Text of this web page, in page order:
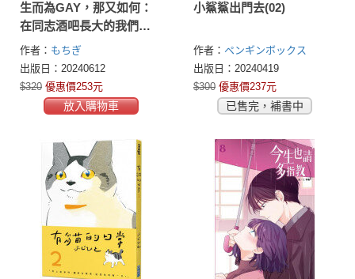
生而為GAY，那又如何：
在同志酒吧長大的我們
vol.3(完)
作者： もちぎ
出版日：20240612
$320 優惠價253元
放入購物車
小鯊鯊出門去(02)
作者： ペンギンボックス
出版日：20240419
$300 優惠價237元
已售完，補書中